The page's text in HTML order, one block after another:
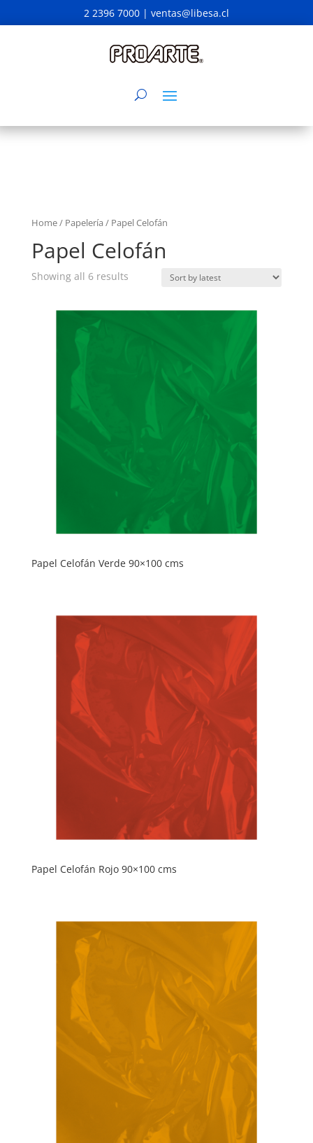
2 2396 7000 | ventas@libesa.cl
Home/ Papelería / Papel Celofán
Papel Celofán
Showing all 6 results
Papel Celofán Verde 90×100 cms
Papel Celofán Rojo 90×100 cms